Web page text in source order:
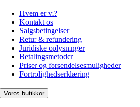
Hvem er vi?
Kontakt os
Salgsbetingelser
Retur & refundering
Juridiske oplysninger
Betalingsmetoder
Priser og forsendelsesmuligheder
Fortrolighedserklæring
Vores butikker